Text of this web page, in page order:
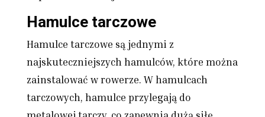
Hamulce tarczowe
Hamulce tarczowe są jednymi z
najskuteczniejszych hamulców, które można
zainstalować w rowerze. W hamulcach
tarczowych, hamulce przylegają do